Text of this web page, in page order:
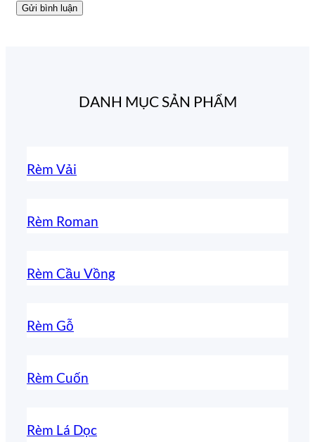
DANH MỤC SẢN PHẨM
Rèm Vải
Rèm Roman
Rèm Cầu Vồng
Rèm Gỗ
Rèm Cuốn
Rèm Lá Dọc